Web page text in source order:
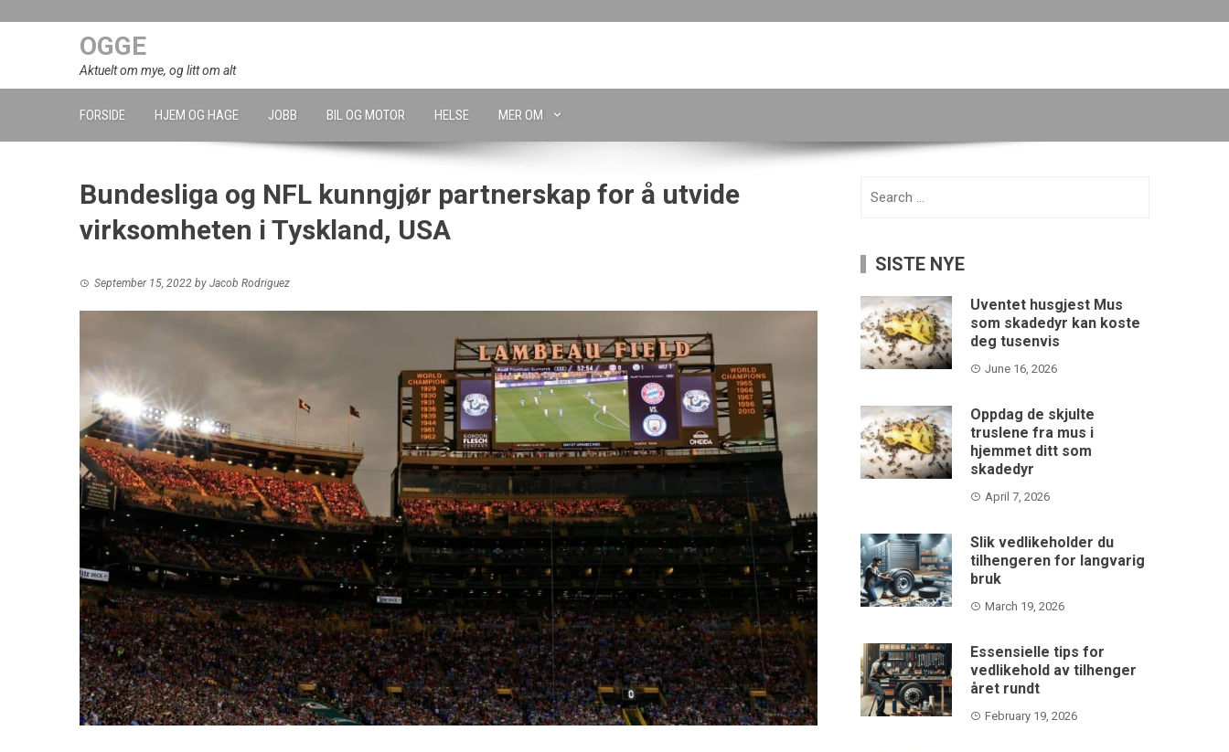
OGGE
Aktuelt om mye, og litt om alt
FORSIDE HJEM OG HAGE JOBB BIL OG MOTOR HELSE MER OM
Bundesliga og NFL kunngjør partnerskap for å utvide
virksomheten i Tyskland, USA
September 15, 2022 by Jacob Rodriguez
SISTE NYE
Uventet husgjest Mus
som skadedyr kan koste
deg tusenvis
June 16, 2026
Oppdag de skjulte
truslene fra mus i
hjemmet ditt som
skadedyr
April 7, 2026
Slik vedlikeholder du
tilhengeren for langvarig
bruk
March 19, 2026
Essensielle tips for
vedlikehold av tilhenger
året rundt
February 19, 2026